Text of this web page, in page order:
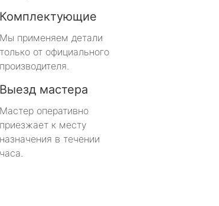
Комплектующие
Мы применяем детали
только от официального
производителя.
Выезд мастера
Мастер оперативно
приезжает к месту
назначения в течении
часа.